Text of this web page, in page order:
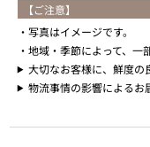
【ご注意】
写真はイメージです。
地域・季節によって、一
大切なお客様に、鮮度の
物流事情の影響によるお